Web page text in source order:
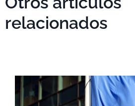
relacionados